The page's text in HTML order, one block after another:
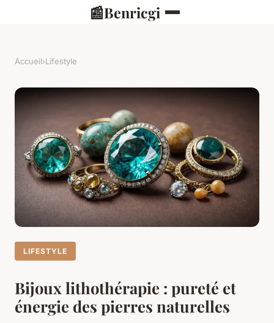
📰Benricgi
Accueil›Lifestyle
LIFESTYLE
Bijoux lithothérapie : pureté et
énergie des pierres naturelles